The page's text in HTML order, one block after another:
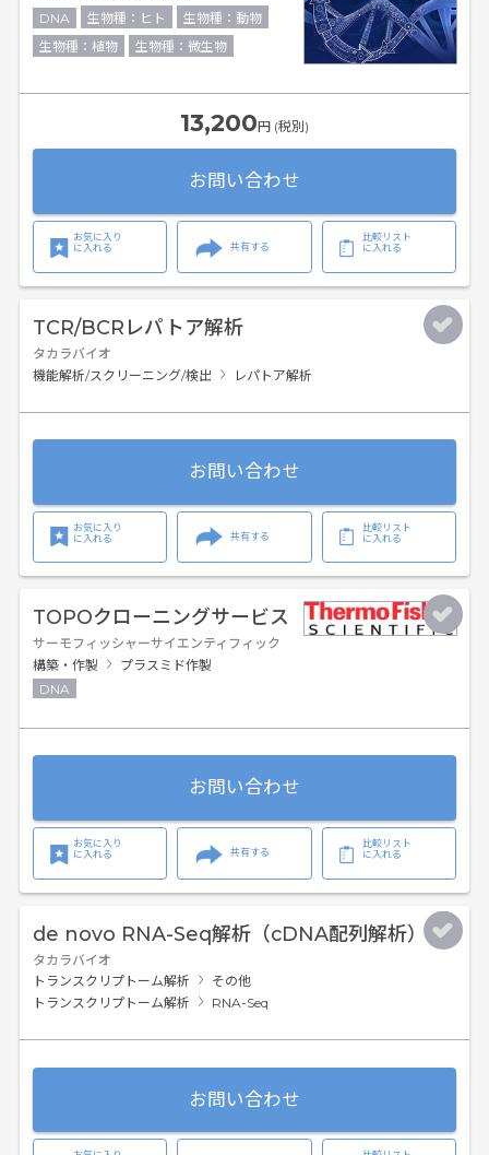
DNA
生物種：ヒト
生物種：動物
生物種：植物
生物種：微生物
13,200円 (税別)
お問い合わせ
お気に入り
に入れる
共有する
比較リスト
に入れる
TCR/BCRレパトア解析
タカラバイオ
機能解析/スクリーニング/検出
レパトア解析
お問い合わせ
お気に入り
に入れる
共有する
比較リスト
に入れる
TOPOクローニングサービス
サーモフィッシャーサイエンティフィック
構築・作製
プラスミド作製
DNA
お問い合わせ
お気に入り
に入れる
共有する
比較リスト
に入れる
de novo RNA-Seq解析（cDNA配列解析）
タカラバイオ
トランスクリプトーム解析
その他
トランスクリプトーム解析
RNA-Seq
お問い合わせ